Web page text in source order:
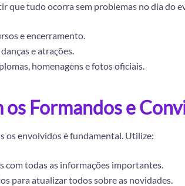
que tudo ocorra sem problemas no dia do
e encerramento.
e atrações.
homenagens e fotos oficiais.
Formandos e
os envolvidos é fundamental. Utilize:
todas as informações importantes.
para atualizar todos sobre as novidades.